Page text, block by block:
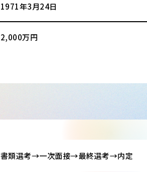
1971年3月24日
2,000万円
書類選考→一次面接→最終選考→内定